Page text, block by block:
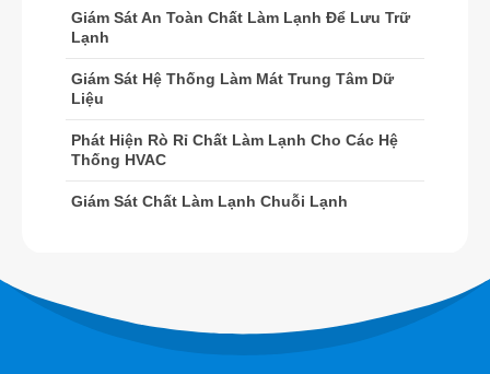
Giám Sát An Toàn Chất Làm Lạnh Để Lưu Trữ
Lạnh
Giám Sát Hệ Thống Làm Mát Trung Tâm Dữ
Liệu
Phát Hiện Rò Rỉ Chất Làm Lạnh Cho Các Hệ
Thống HVAC
Giám Sát Chất Làm Lạnh Chuỗi Lạnh
Cảm biến R454B
Giải pháp của chúng tôi
Phát hiện rò rỉ chất làm lạnh cho các
hệ thống HVAC
Giám sát chất làm lạnh chuỗi lạnh
Giám sát khí lạnh công nghiệp